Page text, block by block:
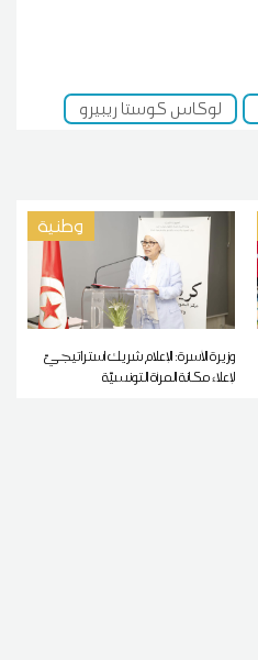
لوكاس كوستا ريبيرو
وطنية
وزيرة الأسرة: الإعلام شريك استراتيجيّ
لإعلاء مكانة المرأة التونسيّة